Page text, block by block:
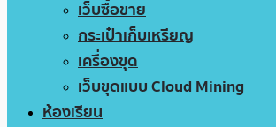
เว็บซื้อขาย
กระเป๋าเก็บเหรียญ
เครื่องขุด
เว็บขุดแบบ Cloud Mining
ห้องเรียน